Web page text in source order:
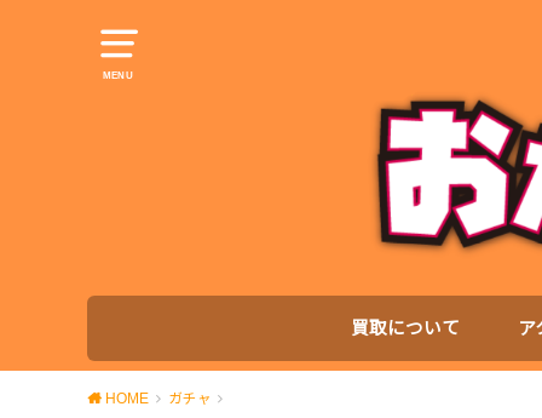
MENU
買取について ア
HOME ガチャ